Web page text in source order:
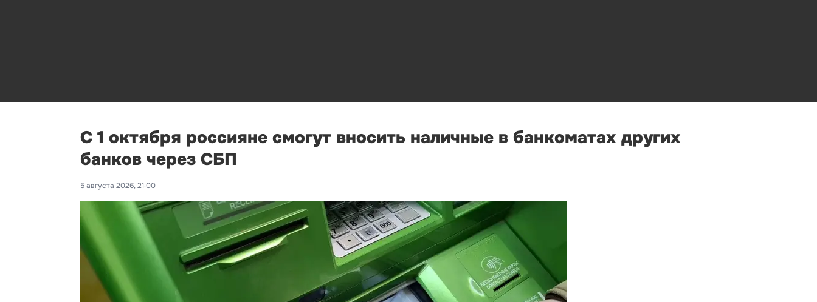
С 1 октября россияне смогут вносить наличные в банкоматах других
банков через СБП
5 августа 2026, 21:00